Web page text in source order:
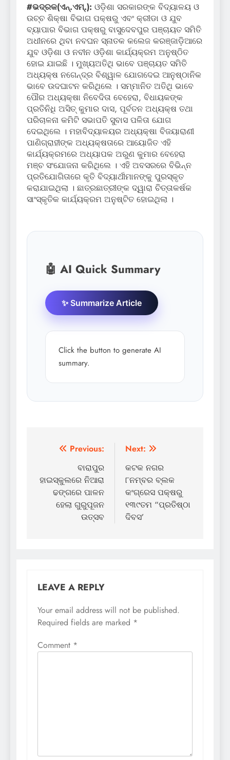
#ଭଦ୍ରକ(ଏନ୍‌.ଏମ୍‌.): ଓଡ଼ିଶା ସରକାରଙ୍କ ବିଦ୍ୟାଳୟ ଓ
ଉଚ୍ଚ ଶିକ୍ଷା ବିଭାଗ ପକ୍ଷରୁ ଏବଂ କ୍ରୀଡା ଓ ଯୁବ
ବ୍ୟାପାର ବିଭାଗ ପକ୍ଷରୁ ବାସୁଦେବପୁର ପଞ୍ଚାୟତ ସମିତି
ଅଧୀନରେ ଥିବା ନବଘନ ସ୍ନାତକ କଲେଜ କରଞ୍ଜାଡ଼ିଆରେ
ଯୁବ ଓଡ଼ିଶା ଓ ନବୀନ ଓଡ଼ିଶା କାର୍ଯ୍ୟକ୍ରମ ଅନୁଷ୍ଠିତ
ହୋଇ ଯାଇଛି । ମୁଖ୍ୟଅତିଥି ଭାବେ ପଞ୍ଚାୟତ ସମିତି
ଅଧ୍ୟକ୍ଷ ନଗେନ୍ଦ୍ର ବିଶ୍ୱାଳ ଯୋଗଦେଇ ଆନୁଷ୍ଠାନିକ
ଭାବେ ଉଦଘାଟନ କରିଥିଲେ । ସମ୍ମାନିତ ଅତିଥି ଭାବେ
ପୌର ଅଧ୍ୟକ୍ଷା ନିବେଦିତା ବେହେରା, ବିଧାୟକଙ୍କ
ପ୍ରତିନିଧି ଅସିତ୍ କୁମାର ଦାସ, ପୂର୍ବତନ ଅଧ୍ୟକ୍ଷ ତଥା
ପରିଚାଳନା କମିଟି ସଭାପତି ସୁବାସ ପଳିତା ଯୋଗ
ଦେଇଥିଲେ । ମହାବିଦ୍ୟାଳୟର ଅଧ୍ୟକ୍ଷା ବିଜୟାରାଣୀ
ପାଣିଗ୍ରାହୀଙ୍କ ଅଧ୍ୟକ୍ଷତାରେ ଆୟୋଜିତ ଏହି
କାର୍ଯ୍ୟକ୍ରମରେ ଅଧ୍ୟାପକ ଅରୁଣ କୁମାର ବେହେରା
ମଞ୍ଚ ସଂଯୋଜନା କରିଥିଲେ । ଏହି ଅବସରରେ ବିଭିନ୍ନ
ପ୍ରତିଯୋଗିତାରେ କୃତି ବିଦ୍ୟାର୍ଥୀମାନଙ୍କୁ ପୁରସ୍କୃତ
କରାଯାଇଥିଲା । ଛାତ୍ରଛାତ୍ରୀଙ୍କ ଦ୍ୱାରା ଚିତ୍ତାକର୍ଷକ
ସାଂସ୍କୃତିକ କାର୍ଯ୍ୟକ୍ରମ ଅନୁଷ୍ଟିତ ହୋଇଥିଲା ।
🤖 AI Quick Summary
✨ Summarize Article
Click the button to generate AI
summary.
Post
navigation
Previous:
ବାରାପୁର
ହାଇସ୍କୁଲରେ ନିଆରା
ଢଙ୍ଗରେ ପାଳନ
ହେଲା ଗୁରୁପୂଜନ
ଉତ୍ସବ
Next:
କଟକ ନଗର
୮ନମ୍ବର ବ୍ଲକ
କଂଗ୍ରେସ ପକ୍ଷରୁ
୧୩୯ତମ “ପ୍ରତିଷ୍ଠା
ଦିବସ’
LEAVE A REPLY
Your email address will not be published.
Required fields are marked *
Comment *